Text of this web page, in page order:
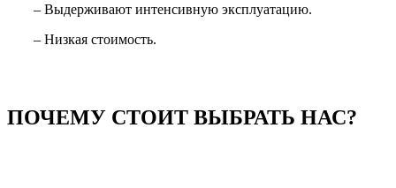
– Выдерживают интенсивную эксплуатацию.
– Низкая стоимость.
ПОЧЕМУ СТОИТ ВЫБРАТЬ НАС?